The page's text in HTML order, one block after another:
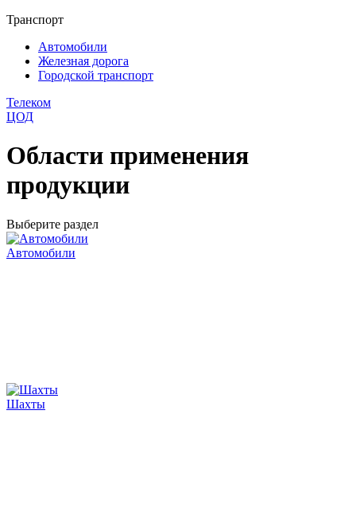
Транспорт
Автомобили
Железная дорога
Городской транспорт
Телеком
ЦОД
Области применения
продукции
Выберите раздел
Автомобили
Шахты